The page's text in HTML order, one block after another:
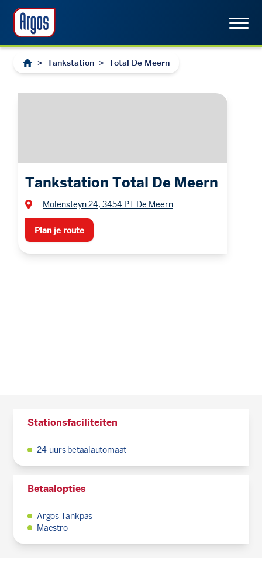
> Tankstation > Total De Meern
Tankstation Total De Meern
Molensteyn 24, 3454 PT De Meern
Plan je route
Stationsfaciliteiten
24-uurs betaalautomaat
Betaalopties
Argos Tankpas
Maestro